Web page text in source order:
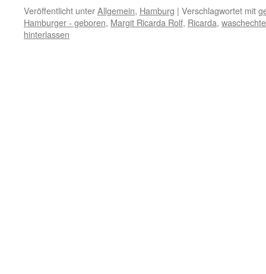
Veröffentlicht unterAllgemein, Hamburg | Verschlagwortet mit
Hamburger - geboren, Margit Ricarda Rolf, Ricarda,
hinterlassen